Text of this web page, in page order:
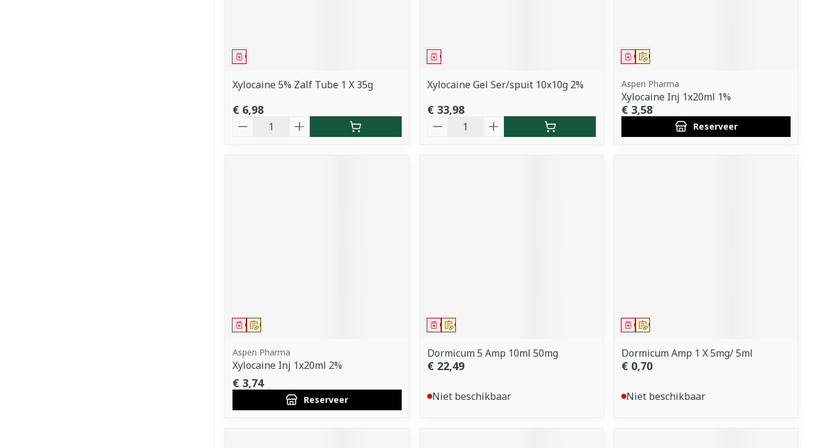
Geneesmiddel
Xylocaine 5% Zalf Tube 1 X 35g
€ 6,98
Geneesmiddel
Xylocaine Gel Ser/spuit 10x10g 2%
€ 33,98
Op voorschrift
Geneesmiddel
Aspen Pharma
Xylocaine Inj 1x20ml 1%
€ 3,58
Reserveer
Op voorschrift
Geneesmiddel
Aspen Pharma
Xylocaine Inj 1x20ml 2%
€ 3,74
Reserveer
Op voorschrift
Geneesmiddel
Dormicum 5 Amp 10ml 50mg
€ 22,49
Niet beschikbaar
Op voorschrift
Geneesmiddel
Dormicum Amp 1 X 5mg/ 5ml
€ 0,70
Niet beschikbaar